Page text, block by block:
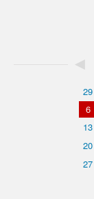
◄
29
6
13
20
27